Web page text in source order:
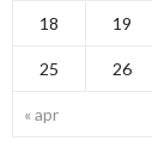
« apr
18 19
25 26